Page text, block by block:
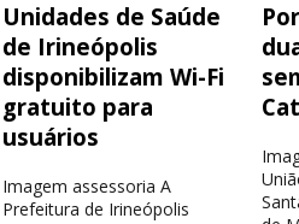
Unidades de Saúde
de Irineópolis
disponibilizam Wi-Fi
gratuito para
usuários
Imagem assessoria A
Prefeitura de Irineópolis